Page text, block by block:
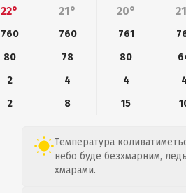
22°
21° 20°
760 760 761
80
78 80
2
4 4 4
2
8 15
Температура
небо буде безхмарним,
хмарами.